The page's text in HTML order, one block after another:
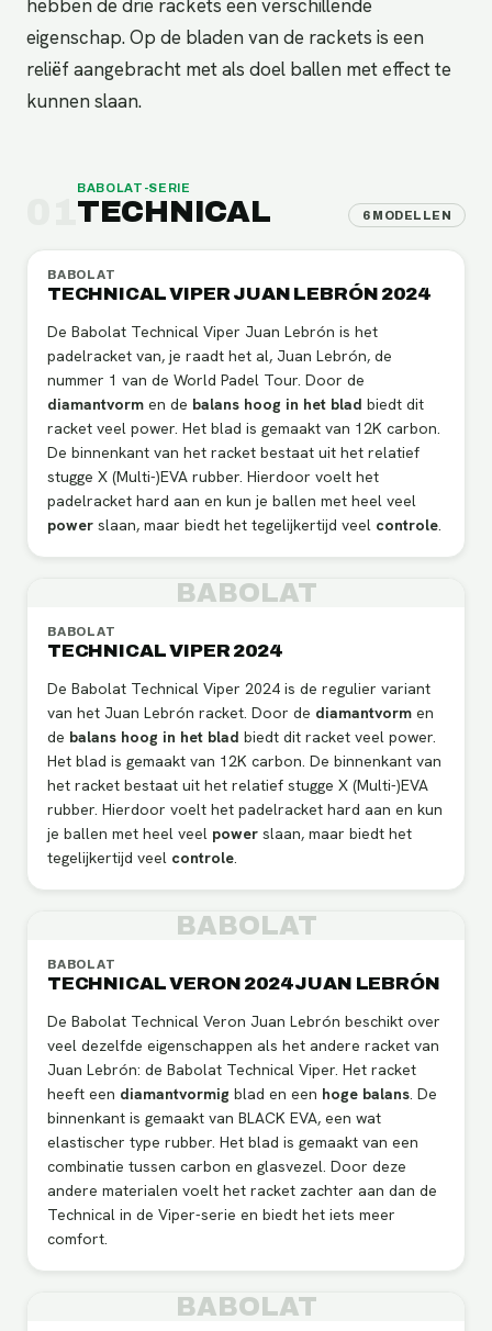
hebben de drie rackets een verschillende
eigenschap. Op de bladen van de rackets is een
reliëf aangebracht met als doel ballen met effect te
kunnen slaan.
BABOLAT -SERIE
TECHNICAL 6 MODELLEN
BABOLAT
TECHNICAL VIPER JUAN LEBRÓN 2024
De Babolat Technical Viper Juan Lebrón is het
padelracket van, je raadt het al, Juan Lebrón, de
nummer 1 van de World Padel Tour. Door de
diamantvorm en de balans hoog in het blad biedt dit
racket veel power. Het blad is gemaakt van 12K carbon.
De binnenkant van het racket bestaat uit het relatief
stugge X (Multi-)EVA rubber. Hierdoor voelt het
padelracket hard aan en kun je ballen met heel veel
power slaan, maar biedt het tegelijkertijd veel controle
BABOLAT
BABOLAT
TECHNICAL VIPER 2024
De Babolat Technical Viper 2024 is de regulier variant
van het Juan Lebrón racket. Door de diamantvorm en
de balans hoog in het blad biedt dit racket veel power.
Het blad is gemaakt van 12K carbon. De binnenkant van
het racket bestaat uit het relatief stugge X (Multi-)EVA
rubber. Hierdoor voelt het padelracket hard aan en kun
je ballen met heel veel power slaan, maar biedt het
tegelijkertijd veel controle
BABOLAT
BABOLAT
TECHNICAL VERON 2024 JUAN LEBRÓN
De Babolat Technical Veron Juan Lebrón beschikt over
veel dezelfde eigenschappen als het andere racket van
Juan Lebrón: de Babolat Technical Viper. Het racket
heeft een diamantvormig blad en een hoge balans . De
binnenkant is gemaakt van BLACK EVA, een wat
elastischer type rubber. Het blad is gemaakt van een
combinatie tussen carbon en glasvezel. Door deze
andere materialen voelt het racket zachter aan dan de
Technical in de Viper-serie en biedt het iets meer
comfort.
BABOLAT